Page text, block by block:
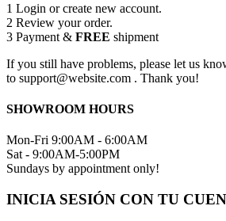
1 Login or create new account.
2 Review your order.
3 Payment & FREE shipment
If you still have problems, please let us
to support@website.com . Thank you!
SHOWROOM HOURS
Mon-Fri 9:00AM - 6:00AM
Sat - 9:00AM-5:00PM
Sundays by appointment only!
INICIA SESIÓN CON TU